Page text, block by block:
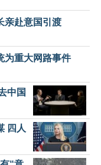
亲赴意国引渡
为重大网路事件
中国
四人